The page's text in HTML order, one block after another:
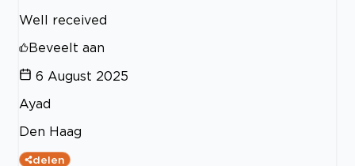
Well received
Beveelt aan
6 August 2025
Ayad
Den Haag
delen